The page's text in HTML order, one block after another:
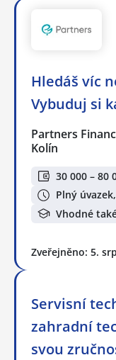
Hledáš víc
Vybuduj si
Partners
Kolín
30 000 – 80
Plný
Vhodné
Zveřejněno: 5.
Servisní
zahradní
svou